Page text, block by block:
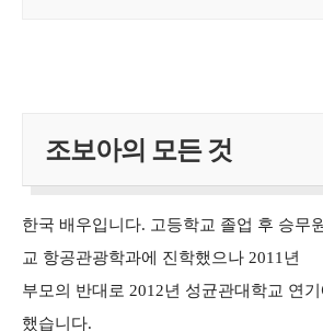
조보아의 모든 것
한국 배우입니다. 고등학교 졸업 후 승무
교 항공관광학과에 진학했으나 2011년
부모의 반대로 2012년 성균관대학교 연
했습니다.